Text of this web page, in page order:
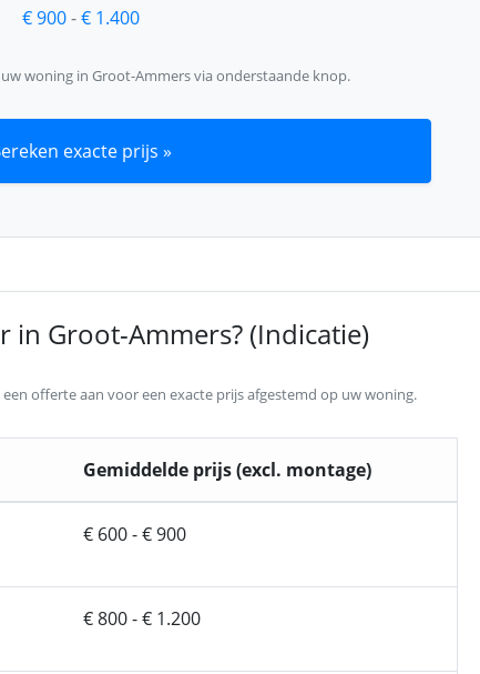
€ 900-€ 1.400
woning in Groot-Ammers via onderstaande knop.
exacte prijs »
in Groot-Ammers? (Indicatie)
offerte aan voor een exacte prijs afgestemd op uw woning.
Gemiddelde prijs (excl. montage)
€ 600 - € 900
€ 800 - € 1.200